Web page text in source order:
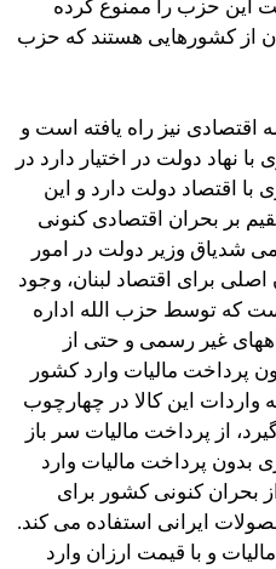
این حزب را ممنوع کرده
از کشورهایی هستند که حزب
نیز راه یافته است و
نهاد دولت در اختیار دارد در
اقتصاد دولت دارد و این
بر بحران اقتصادی کنونی
شدیاق وزیر دولت در امور
برای اقتصاد لبنان، وجود
که توسط حزب الله اداره
غیر رسمی و حتی از
پرداخت مالیات وارد کشور
واردات این کالا در چهارچوب
از پرداخت مالیات سر باز
بدون پرداخت مالیات وارد
بحران کنونی کشور برای
ایرانی استفاده می کند.
و با قیمت ارزان وارد